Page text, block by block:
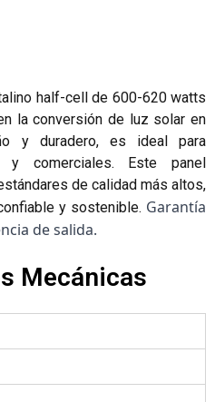
half-cell de 600-620 watts
la conversión de luz solar en
y duradero, es ideal para
y comerciales. Este panel
de calidad más altos,
y sostenible. Garantía
de salida.
Mecánicas